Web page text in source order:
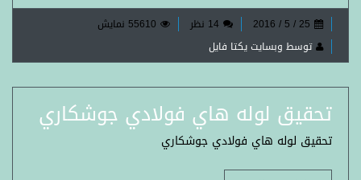
25 / 5 / 2016 14 نظر
55610 نمایش
توسط وبسایت یکتا فایل
تحقیق لوله هاي فولادي جوشكاري
تحقیق لوله هاي فولادي جوشكاري